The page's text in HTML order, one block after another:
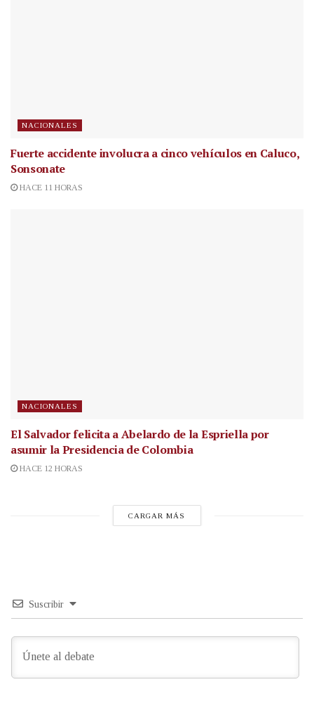
NACIONALES
Fuerte accidente involucra a cinco vehículos en Caluco,
Sonsonate
HACE 11 HORAS
NACIONALES
El Salvador felicita a Abelardo de la Espriella por
asumir la Presidencia de Colombia
HACE 12 HORAS
CARGAR MÁS
Suscribir